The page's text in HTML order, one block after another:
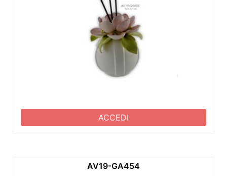
ACCEDI
AV19-GA454